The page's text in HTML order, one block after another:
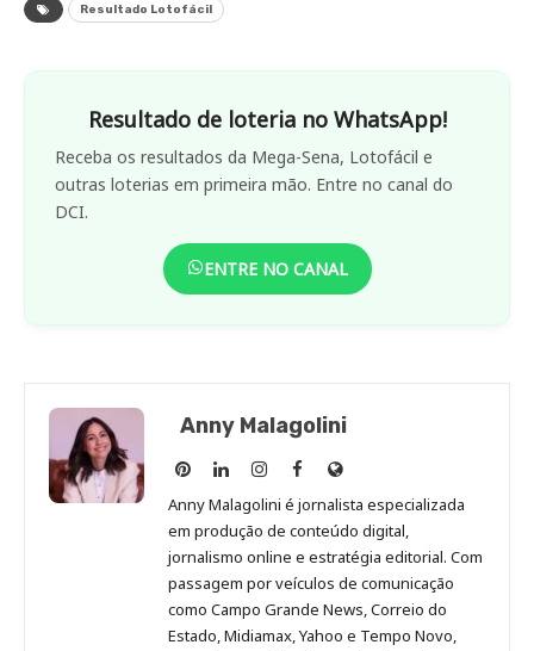
Resultado Lotofácil
Resultado de loteria no WhatsApp!
Receba os resultados da Mega-Sena, Lotofácil e
outras loterias em primeira mão. Entre no canal do
DCI.
ENTRE NO CANAL
Anny Malagolini
Anny
Malagolini
no
Pinterest
Anny
Malagolini
no
LinkedIn
Anny
Malagolini
no
Instagram
Anny
Malagolini
no
Facebook
Site
de
Anny
Malagolini
Anny Malagolini é jornalista especializada
em produção de conteúdo digital,
jornalismo online e estratégia editorial. Com
passagem por veículos de comunicação
como Campo Grande News, Correio do
Estado, Midiamax, Yahoo e Tempo Novo,